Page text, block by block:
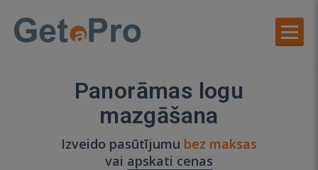
Panorāmas logu
mazgāšana
Izveido pasūtījumu bez maksas
vai apskati cenas